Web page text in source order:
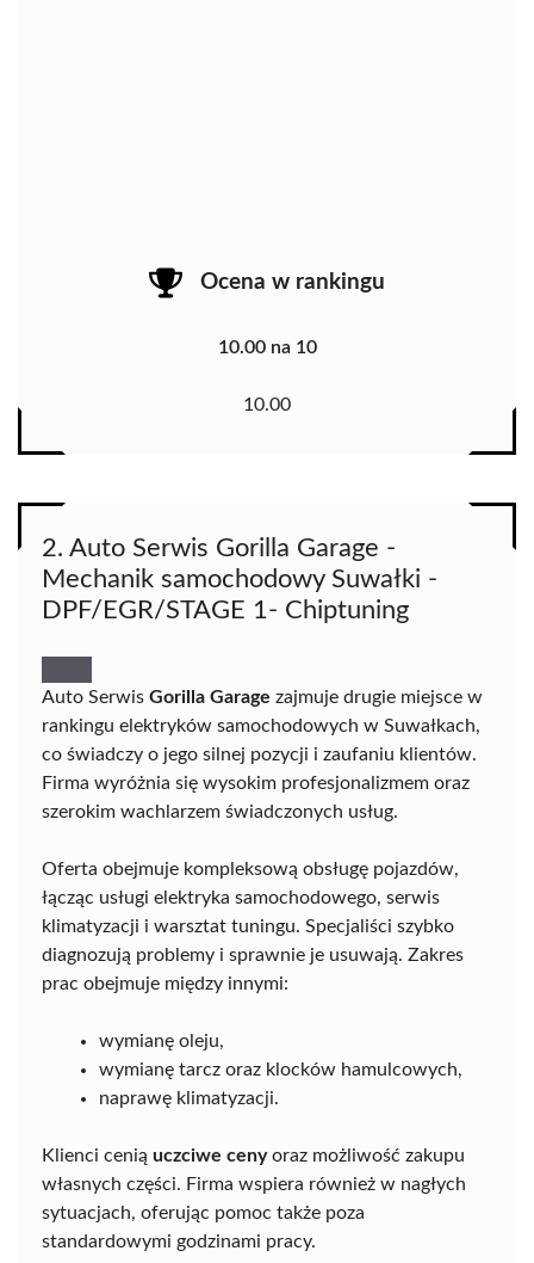
Ocena w rankingu
10.00 na 10
10.00
2. Auto Serwis Gorilla Garage -
Mechanik samochodowy Suwałki -
DPF/EGR/STAGE 1- Chiptuning
Auto Serwis Gorilla Garage zajmuje drugie miejsce w
rankingu elektryków samochodowych w Suwałkach,
co świadczy o jego silnej pozycji i zaufaniu klientów.
Firma wyróżnia się wysokim profesjonalizmem oraz
szerokim wachlarzem świadczonych usług.
Oferta obejmuje kompleksową obsługę pojazdów,
łącząc usługi elektryka samochodowego, serwis
klimatyzacji i warsztat tuningu. Specjaliści szybko
diagnozują problemy i sprawnie je usuwają. Zakres
prac obejmuje między innymi:
wymianę oleju,
wymianę tarcz oraz klocków hamulcowych,
naprawę klimatyzacji.
Klienci cenią uczciwe cenyoraz możliwość zakupu
własnych części. Firma wspiera również w nagłych
sytuacjach, oferując pomoc także poza
standardowymi godzinami pracy.